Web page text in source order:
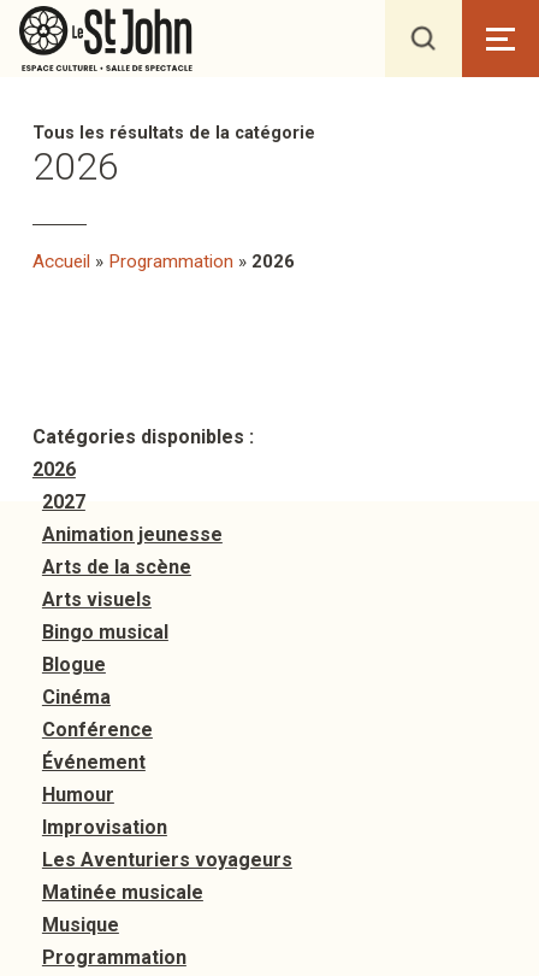
Tous les résultats de la catégorie
2026
Accueil » Programmation » 2026
Catégories disponibles :
2026
2027
Animation jeunesse
Arts de la scène
Arts visuels
Bingo musical
Blogue
Cinéma
Conférence
Événement
Humour
Improvisation
Les Aventuriers voyageurs
Matinée musicale
Musique
Programmation